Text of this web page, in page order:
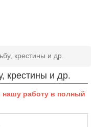
крестины и др.
крестины и др.
работу в полный